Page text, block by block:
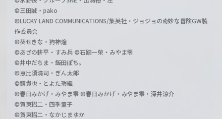
©三田誠・pako
©LUCKY LAND COMMUNICATIONS/集英社・ジョジョの奇妙な冒険GW製
作委員会
©葵せきな・狗神煌
©あざの耕平・すみ兵 ©石踏一榮・みやま零
©井中だちま・飯田ぽち。
©恵比須清司・ぎん太郎
©鏡貴也・とよた瑣織
©春日みかげ・みやま零 ©春日みかげ・みやま零・深井涼介
©賀東招二・四季童子
©賀東招二・なかじまゆか